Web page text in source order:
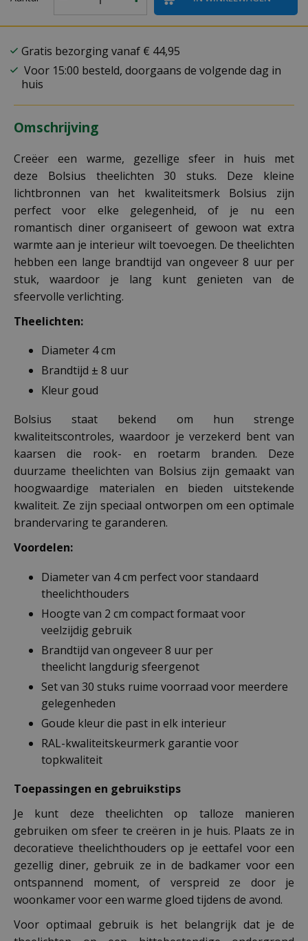
Gratis bezorging vanaf € 44,95
Voor 15:00 besteld, doorgaans de volgende dag in
huis
Omschrijving
Creëer een warme, gezellige sfeer in huis met
deze Bolsius theelichten 30 stuks. Deze kleine
lichtbronnen van het kwaliteitsmerk Bolsius zijn
perfect voor elke gelegenheid, of je nu een
romantisch diner organiseert of gewoon wat extra
warmte aan je interieur wilt toevoegen. De theelichten
hebben een lange brandtijd van ongeveer 8 uur per
stuk, waardoor je lang kunt genieten van de
sfeervolle verlichting.
Theelichten:
Diameter 4 cm
Brandtijd ± 8 uur
Kleur goud
Bolsius staat bekend om hun strenge
kwaliteitscontroles, waardoor je verzekerd bent van
kaarsen die rook- en roetarm branden. Deze
duurzame theelichten van Bolsius zijn gemaakt van
hoogwaardige materialen en bieden uitstekende
kwaliteit. Ze zijn speciaal ontworpen om een optimale
brandervaring te garanderen.
Voordelen:
Diameter van 4 cm perfect voor standaard
theelichthouders
Hoogte van 2 cm compact formaat voor
veelzijdig gebruik
Brandtijd van ongeveer 8 uur per
theelicht langdurig sfeergenot
Set van 30 stuks ruime voorraad voor meerdere
gelegenheden
Goude kleur die past in elk interieur
RAL-kwaliteitskeurmerk garantie voor
topkwaliteit
Toepassingen en gebruikstips
Je kunt deze theelichten op talloze manieren
gebruiken om sfeer te creëren in je huis. Plaats ze in
decoratieve theelichthouders op je eettafel voor een
gezellig diner, gebruik ze in de badkamer voor een
ontspannend moment, of verspreid ze door je
woonkamer voor een warme gloed tijdens de avond.
Voor optimaal gebruik is het belangrijk dat je de